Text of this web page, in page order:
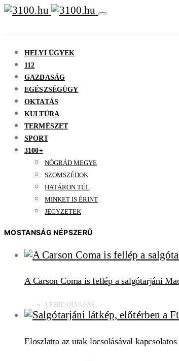
HELYI ÜGYEK
112
GAZDASÁG
EGÉSZSÉGÜGY
OKTATÁS
KULTÚRA
TERMÉSZET
SPORT
3100+
NÓGRÁD MEGYE
SZOMSZÉDOK
HATÁRON TÚL
MINKET IS ÉRINT
JEGYZETEK
MOSTANSÁG NÉPSZERŰ
A Carson Coma is fellép a salgótarjáni
1 PERC OLVASÁS
Eloszlatta az utak locsolásával